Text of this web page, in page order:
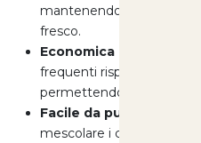
mantenendo l'ambiente
fresco.
Economica e duratura:
frequenti rispetto alle
permettendoti di
Facile da pulire:
mescolare i cristalli per